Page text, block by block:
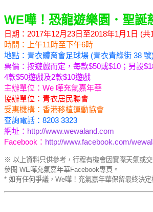
WE嘩！恐龍遊樂園．聖誕
日期：2017年12月23日至2018年1月1日 (共
時間：上午11時至下午6時
地點：青衣體育會足球場 (青衣青綠街 38 號)
票價：按遊戲而定，每款$50或$10；另設
4款$50遊戲及2款$10遊戲
主辦單位：We 嘩充氣嘉年華
協辦單位：青衣居民聯會
受惠機構：香港移植運動協會
查詢電話：8203 3323
網址： http://www.wewaland.com
Facebook： http://www.facebook.com/
※ 以上資料只供參考，行程有機會因實際天氣或
參閱 WE嘩充氣嘉年華Facebook專頁。
* 如有任何爭議，We嘩！充氣嘉年華保留最終決定